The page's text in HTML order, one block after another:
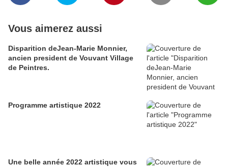
Vous aimerez aussi
Disparition deJean-Marie Monnier,
ancien president de Vouvant Village
de Peintres.
Programme artistique 2022
Une belle année 2022 artistique vous